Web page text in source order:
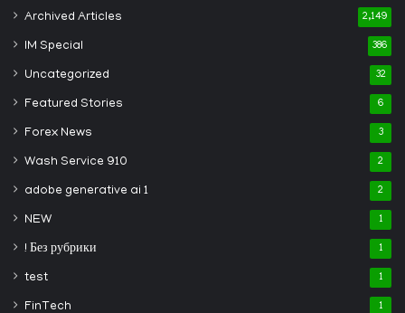
Archived Articles 2,149
IM Special 386
Uncategorized 32
Featured Stories 6
Forex News 3
Wash Service 910 2
adobe generative ai 1 2
NEW 1
! Без рубрики 1
test 1
FinTech 1